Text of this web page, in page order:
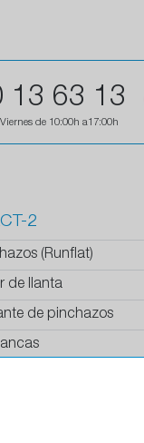
13 63 13
de 10:00h a17:00h
2
(Runflat)
de llanta
de pinchazos